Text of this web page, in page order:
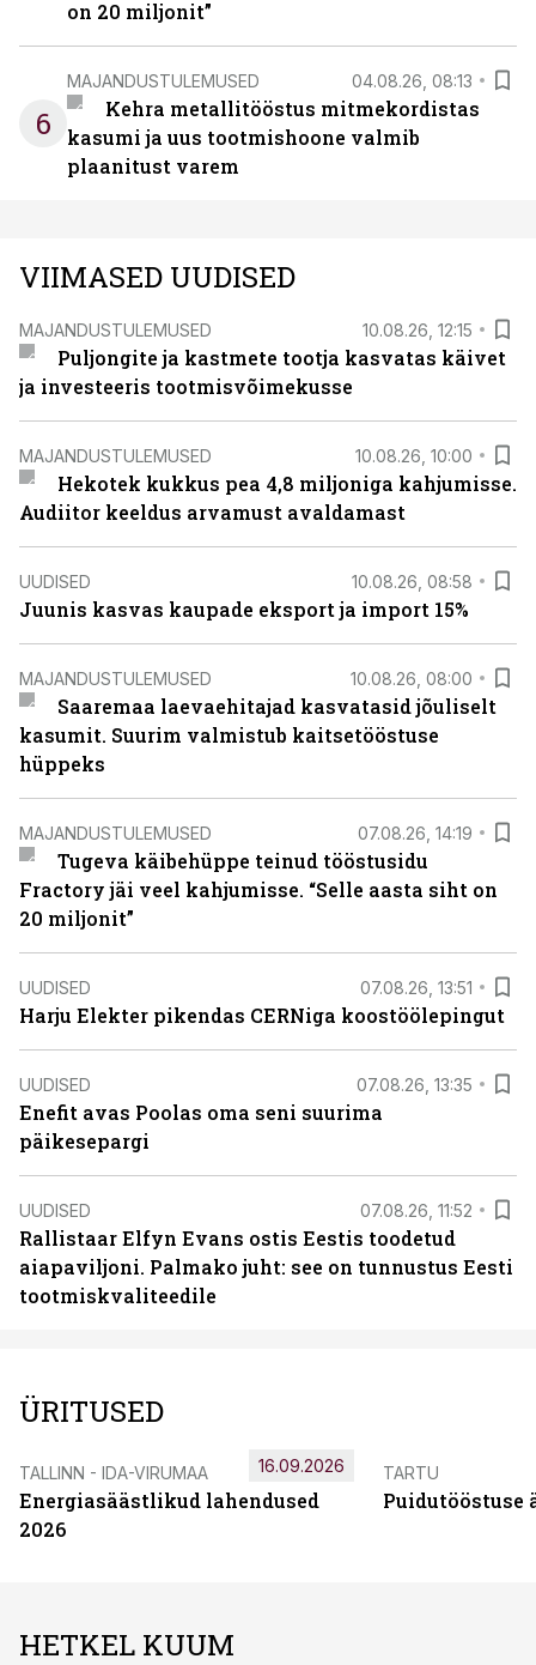
on 20 miljonit”
6
MAJANDUSTULEMUSED 04.08.26, 08:13
Kehra metallitööstus mitmekordistas
kasumi ja uus tootmishoone valmib
plaanitust varem
VIIMASED UUDISED
MAJANDUSTULEMUSED 10.08.26, 12:15
Puljongite ja kastmete tootja kasvatas käivet
ja investeeris tootmisvõimekusse
MAJANDUSTULEMUSED 10.08.26, 10:00
Hekotek kukkus pea 4,8 miljoniga kahjumisse.
Audiitor keeldus arvamust avaldamast
UUDISED 10.08.26, 08:58
Juunis kasvas kaupade eksport ja import 15%
MAJANDUSTULEMUSED 10.08.26, 08:00
Saaremaa laevaehitajad kasvatasid jõuliselt
kasumit. Suurim valmistub kaitsetööstuse
hüppeks
MAJANDUSTULEMUSED 07.08.26, 14:19
Tugeva käibehüppe teinud tööstusidu
Fractory jäi veel kahjumisse. “Selle aasta siht on
20 miljonit”
UUDISED 07.08.26, 13:51
Harju Elekter pikendas CERNiga koostöölepingut
UUDISED 07.08.26, 13:35
Enefit avas Poolas oma seni suurima
päikesepargi
UUDISED 07.08.26, 11:52
Rallistaar Elfyn Evans ostis Eestis toodetud
aiapaviljoni. Palmako juht: see on tunnustus Eesti
tootmiskvaliteedile
ÜRITUSED
TALLINN - IDA-VIRUMAA
Energiasäästlikud lahendused
2026
16.09.2026 TARTU
Puidutööstuse
HETKEL KUUM